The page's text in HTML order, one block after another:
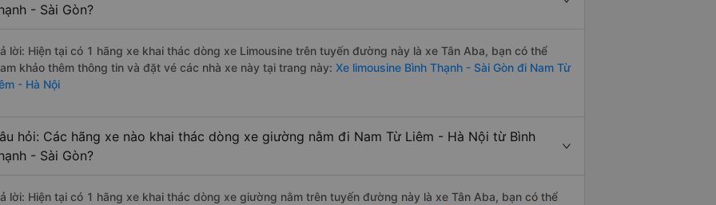
- Sài Gòn?
lời: Hiện tại có 1 hãng xe khai thác dòng xe Limousine trên tuyến đường này là xe Tân Aba, bạn có thể
khảo thêm thông tin và đặt vé các nhà xe này tại trang này: Xe limousine Bình Thạnh - Sài Gòn đi Nam Từ
- Hà Nội
hỏi: Các hãng xe nào khai thác dòng xe giường nằm đi Nam Từ Liêm - Hà Nội từ Bình
- Sài Gòn?
lời: Hiện tại có 1 hãng xe khai thác dòng xe giường nằm trên tuyến đường này là xe Tân Aba, bạn có thể